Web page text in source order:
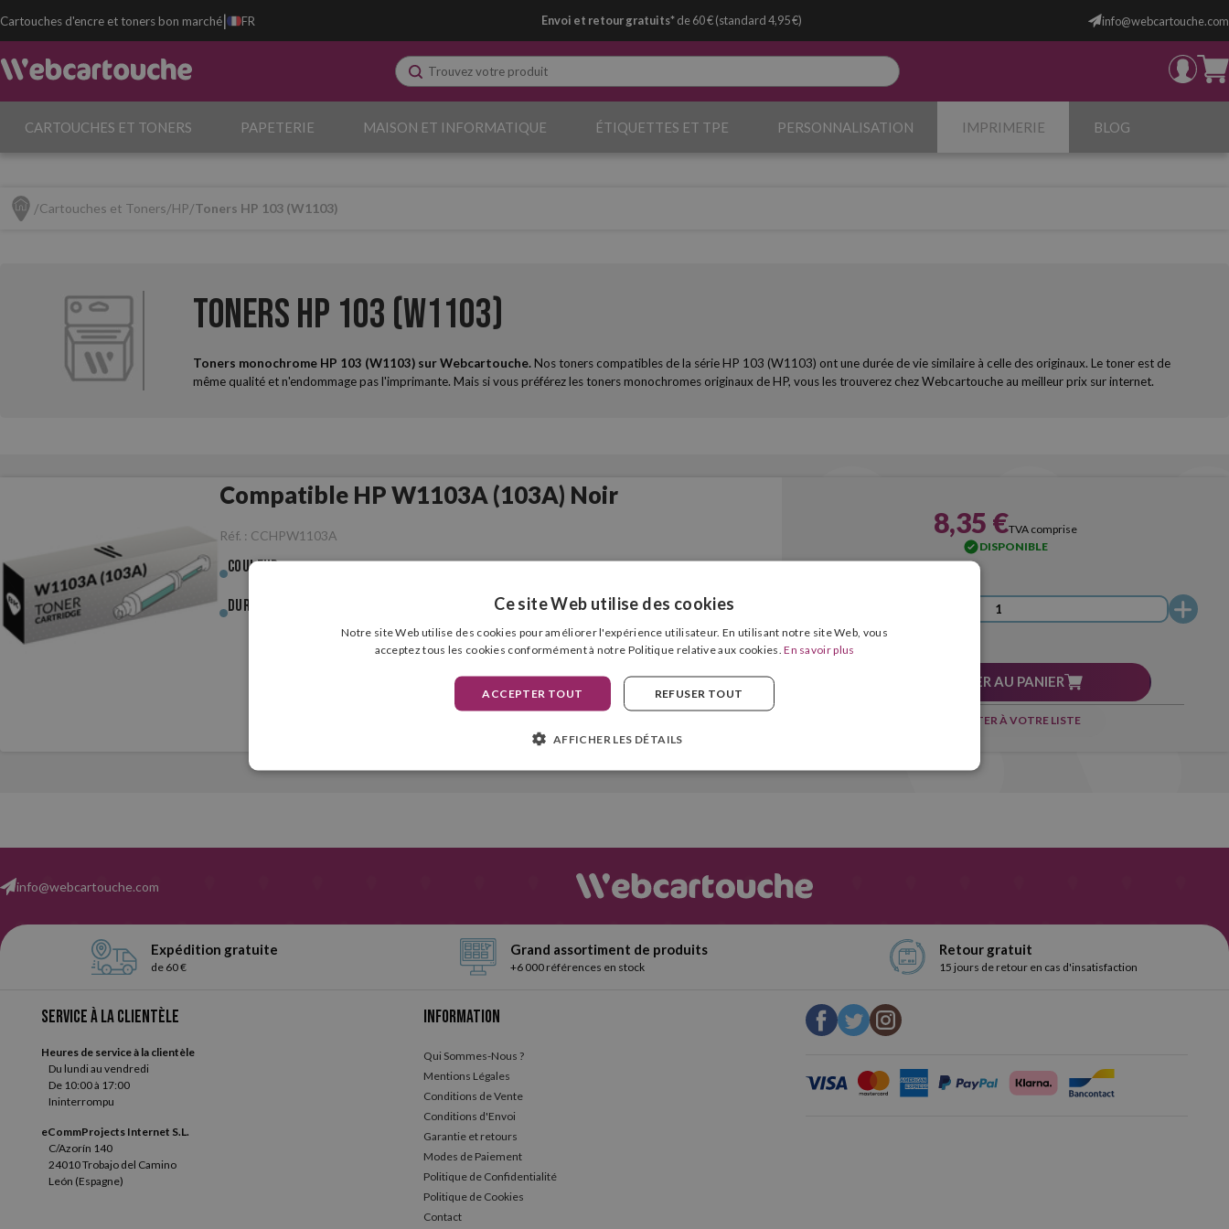
Cartouches d'encre et toners bon marché| FR Envoi et retour gratuits*de 60 € (standard 4,95 €) info@webcartouche.com
CARTOUCHES ET TONERS PAPETERIE MAISON ET INFORMATIQUE ÉTIQUETTES ET TPE PERSONNALISATION IMPRIMERIE BLOG
Cartouches et Toners HP Toners HP 103 (W1103)
Toners HP 103 (W1103)
Toners monochrome HP 103 (W1103) sur Webcartouche.Nos toners compatibles de la série HP 103 (W1103) ont une durée de vie similaire à celle des originaux. Le toner est de
même qualité et n'endommage pas l'imprimante. Mais si vous préférez les toners monochromes originaux de HP, vous les trouverez chez Webcartouche au meilleur prix sur internet.
Compatible HP W1103A (103A) Noir
Réf. : CCHPW1103A
Couleur : Noir
Durée (pages) :
8,35 €TVA comprise
DISPONIBLE
AJOUTER AU PANIER
AJOUTER À VOTRE LISTE
info@webcartouche.com
Expédition gratuite
de 60 €
Grand assortiment de produits
+6 000 références en stock
Retour gratuit
15 jours de retour en cas d'insatisfaction
Service à la clientèle
Heures de service à la clientèle
Du lundi au vendredi
De 10:00 à 17:00
Ininterrompu
eCommProjects Internet S.L.
C/Azorín 140
24010 Trobajo del Camino
León (Espagne)
Information
Qui Sommes-Nous ?
Mentions Légales
Conditions de Vente
Conditions d'Envoi
Garantie et retours
Modes de Paiement
Politique de Confidentialité
Politique de Cookies
Contact
Ce site Web utilise des cookies
Notre site Web utilise des cookies pour améliorer l'expérience utilisateur. En utilisant notre site Web, vous
acceptez tous les cookies conformément à notre Politique relative aux cookies.En savoir plus
ACCEPTER TOUT REFUSER TOUT
AFFICHER LES DÉTAILS